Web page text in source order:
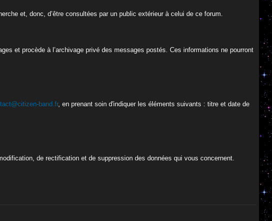
et, donc, d’être consultées par un public extérieur à celui de ce forum.
et procède à l’archivage privé des messages postés. Ces informations ne pourront
band.fr, en prenant soin d'indiquer les éléments suivants : titre et date de
de rectification et de suppression des données qui vous concernent.